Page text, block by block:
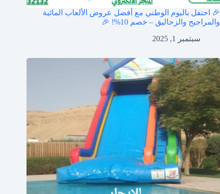
🎉 احتفل باليوم الوطني مع أفضل عروض الألعاب المائية
والمراجيح والزحاليق – خصم 10%! 🎉
سبتمبر 1, 2025